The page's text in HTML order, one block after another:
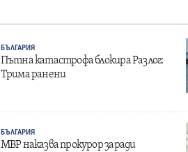
БЪЛГАРИЯ
Пътна катастрофа блокира Разлог:
Трима ранени
БЪЛГАРИЯ
МВР наказва прокурор заради